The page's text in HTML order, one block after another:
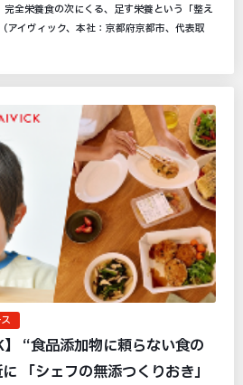
全栄養食の次にくる、足す栄養という「整え
イヴィック、本社：京都府京都市、代表取
“食品添加物に頼らない食の
「シェフの無添つくりおき」